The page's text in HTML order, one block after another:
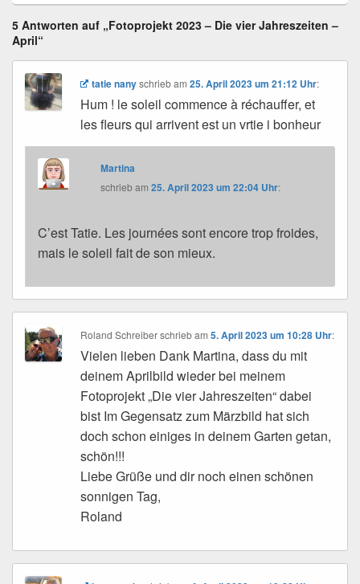
5 Antworten auf „Fotoprojekt 2023 – Die vier Jahreszeiten –
April“
tatie nanyschriebam25. April 2023 um 21:12 Uhr:
Hum ! le soleil commence à réchauffer, et
les fleurs qui arrivent est un vrtie i bonheur
Martina
schriebam25. April 2023 um 22:04 Uhr:
C’est Tatie. Les journées sont encore trop froides,
mais le soleil fait de son mieux.
Roland Schreiber schriebam5. April 2023 um 10:28 Uhr:
Vielen lieben Dank Martina, dass du mit
deinem Aprilbild wieder bei meinem
Fotoprojekt „Die vier Jahreszeiten“ dabei
bist Im Gegensatz zum Märzbild hat sich
doch schon einiges in deinem Garten getan,
schön!!!
Liebe Grüße und dir noch einen schönen
sonnigen Tag,
Roland